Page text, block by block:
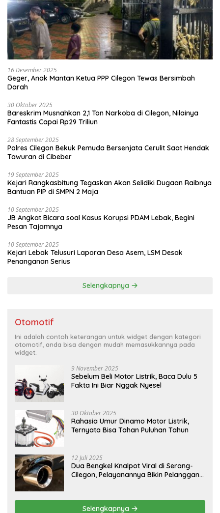
16 Desember 2025
Geger, Anak Mantan Ketua PPP Cilegon Tewas Bersimbah
Darah
30 Oktober 2025
Bareskrim Musnahkan 2,1 Ton Narkoba di Cilegon, Nilainya
Fantastis Capai Rp29 Triliun
28 September 2025
Polres Cilegon Bekuk Pemuda Bersenjata Cerulit Saat Hendak
Tawuran di Cibeber
19 September 2025
Kejari Rangkasbitung Tegaskan Akan Selidiki Dugaan Raibnya
Bantuan PIP di SMPN 2 Maja
10 September 2025
JB Angkat Bicara soal Kasus Korupsi PDAM Lebak, Begini
Pesan Tajamnya
10 September 2025
Kejari Lebak Telusuri Laporan Desa Asem, LSM Desak
Penanganan Serius
Selengkapnya
Otomotif
Ini adalah contoh keterangan untuk widget dengan kategori
otomotif, anda bisa dengan mudah memasukkannya pada
widget.
9 November 2025
Sebelum Beli Motor Listrik, Baca Dulu 5
Fakta Ini Biar Nggak Nyesel
30 Oktober 2025
Rahasia Umur Dinamo Motor Listrik,
Ternyata Bisa Tahan Puluhan Tahun
12 Juli 2025
Dua Bengkel Knalpot Viral di Serang-
Cilegon, Pelayanannya Bikin Pelanggan
Selengkapnya